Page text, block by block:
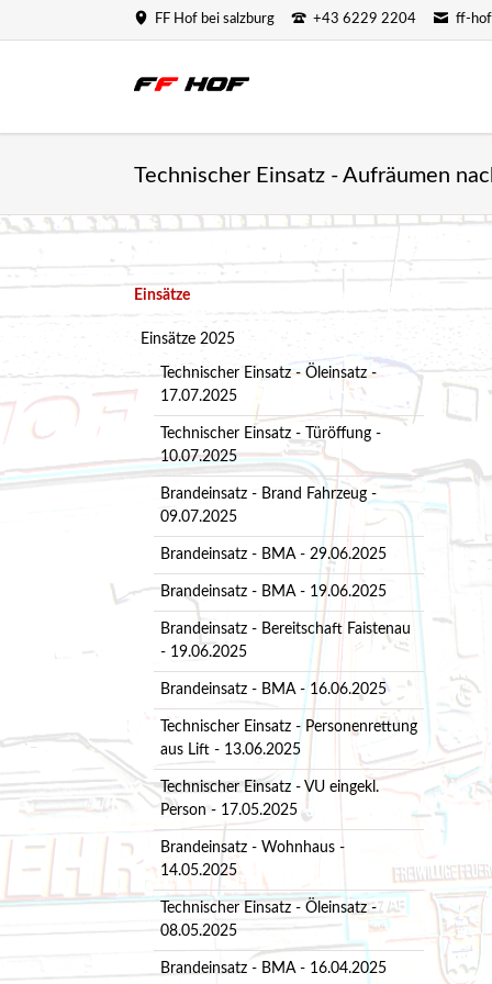
FF Hof bei salzburg +43 6229 2204 ff-
Technischer Einsatz - Aufräumen
Navigation
Einsätze
Einsätze 2025
Technischer Einsatz - Öleinsatz -
17.07.2025
Technischer Einsatz - Türöffung -
10.07.2025
Brandeinsatz - Brand Fahrzeug -
09.07.2025
Brandeinsatz - BMA - 29.06.2025
Brandeinsatz - BMA - 19.06.2025
Brandeinsatz - Bereitschaft Faistenau
- 19.06.2025
Brandeinsatz - BMA - 16.06.2025
Technischer Einsatz - Personenrettung
aus Lift - 13.06.2025
Technischer Einsatz - VU eingekl.
Person - 17.05.2025
Brandeinsatz - Wohnhaus -
14.05.2025
Technischer Einsatz - Öleinsatz -
08.05.2025
Brandeinsatz - BMA - 16.04.2025